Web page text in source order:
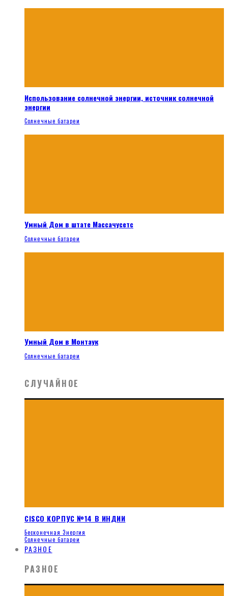
Использование солнечной энергии, источник солнечной
энергии
Солнечные батареи
Умный Дом в штате Массачусетс
Солнечные батареи
Умный Дом в Монтаук
Солнечные батареи
СЛУЧАЙНОЕ
CISCO КОРПУС №14 В ИНДИИ
Бесконечная Энергия
Солнечные батареи
РАЗНОЕ
РАЗНОЕ